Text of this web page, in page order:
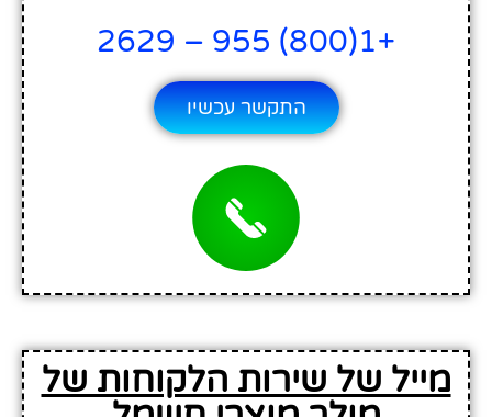
+1(800) 955 – 2629
התקשר עכשיו
מייל של שירות הלקוחות של